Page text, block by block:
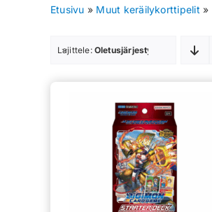
Etusivu » Muut keräilykorttipelit »
Lajittele: Oletusjärjestys